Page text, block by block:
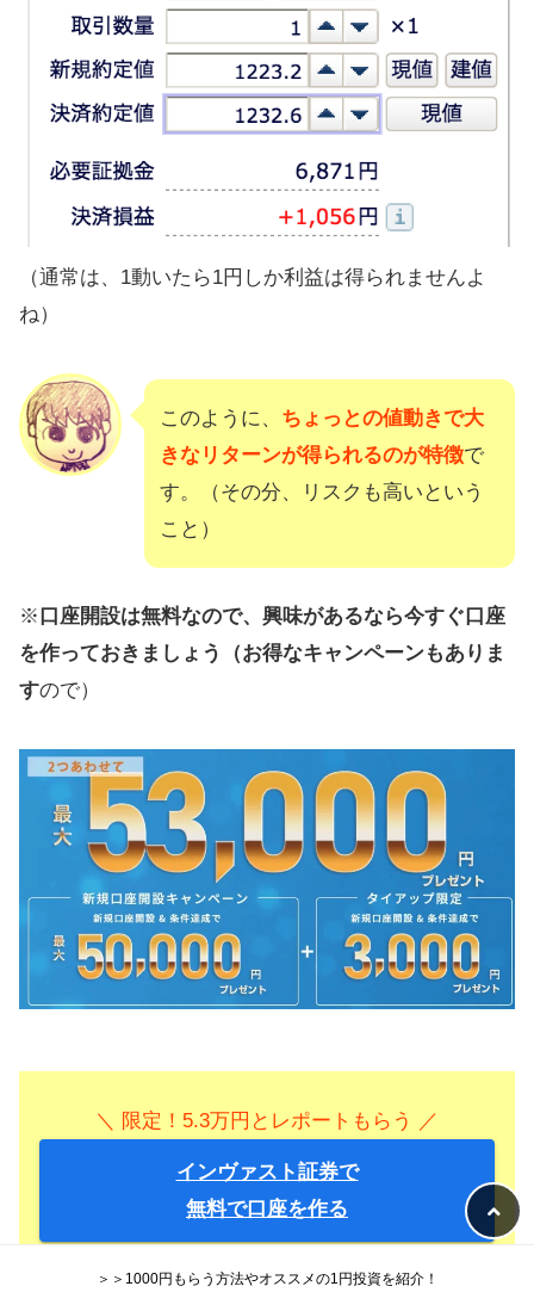
（通常は、1動いたら1円しか利益は得られませんよ
ね）
このように、 ちょっとの値動きで大
きなリターンが得られるのが特徴で
す。（その分、リスクも高いという
こと）
※ 口座開設は無料なので、興味があるなら今すぐ口座
を作っておきましょう（お得なキャンペーンもありま
すので）
＼ 限定！5.3万円とレポートもらう ／
インヴァスト証券で
無料で口座を作る
＞＞1000円もらう方法やオススメの1円投資を紹介！